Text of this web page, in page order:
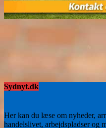
Sydnyt.dk
Her kan du læse om nyheder,
handelslivet, arbejdspladser og